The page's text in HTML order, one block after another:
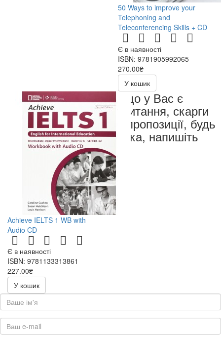
50 Ways to improve your
Telephoning and
Teleconferencing Skills + CD
Є в наявності
ISBN: 9781905992065
270.00₴
540.00₴
У кошик
Achieve IELTS 1 WB with
Audio CD
Є в наявності
ISBN: 9781133313861
227.00₴
454.00₴
У кошик
Якщо у Вас є
запитання, скарги
чи пропозиції, будь
ласка, напишіть
нам